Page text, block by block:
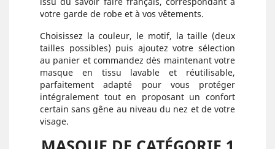
votre garde de robe et à vos vêtements.
Choisissez la couleur, le motif, la taille (deux
tailles possibles) puis ajoutez votre sélection
au panier et commandez dès maintenant votre
masque en tissu lavable et réutilisable,
parfaitement adapté pour vous protéger
intégralement tout en proposant un confort
certain sans gêne au niveau du nez et de votre
visage.